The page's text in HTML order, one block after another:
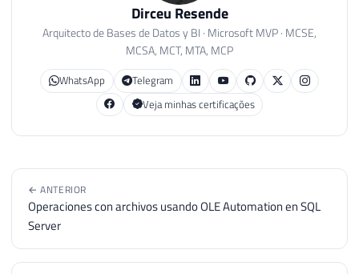
62
65
68
69
70
ALTER TABLE ##lista_colunas ADD Id
DECLARE
@numeroColunas INT
@contadorColunas INT = 1,
@tabela
VARCHAR ( 100),
Dirceu Resende
Arquitecto de Bases de Datos y BI · Microsoft MVP · MCSE,
MCSA, MCT, MTA, MCP
WhatsApp
Telegram
Veja minhas certificações
← ANTERIOR
Operaciones con archivos usando OLE Automation en SQL
Server